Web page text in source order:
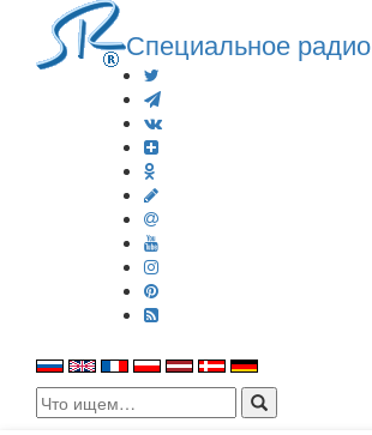
Специальное радио
Search
for: